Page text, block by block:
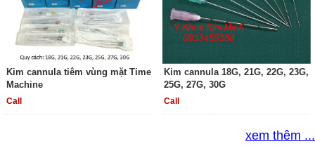
Kim cannula tiêm vùng mặt Time
Machine
Call
Kim cannula 18G, 21G, 22G, 23G,
25G, 27G, 30G
Call
xem thêm ...